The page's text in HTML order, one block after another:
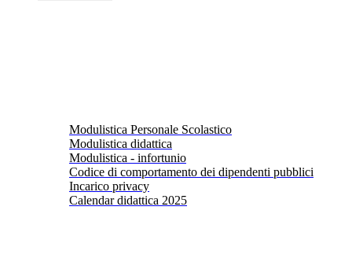
Modulistica Personale Scolastico
Modulistica didattica
Modulistica - infortunio
Codice di comportamento dei dipendenti pubblici
Incarico privacy
Calendar didattica 2025